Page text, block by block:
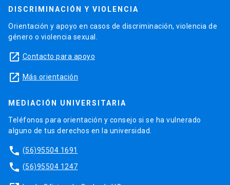
DISCRIMINACIÓN Y VIOLENCIA
Orientación y apoyo en casos de discriminación, violencia de
género o violencia sexual.
launch Contacto para apoyo
launch Más orientación
MEDIACIÓN UNIVERSITARIA
Teléfonos para orientación y consejo si se ha vulnerado
alguno de tus derechos en la universidad.
phone (56)95504 1691
phone (56)95504 1247